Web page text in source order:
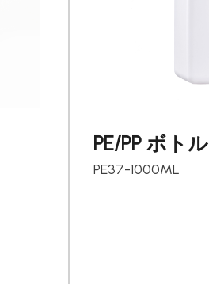
PE/PP ボトル
PE37-1000ML